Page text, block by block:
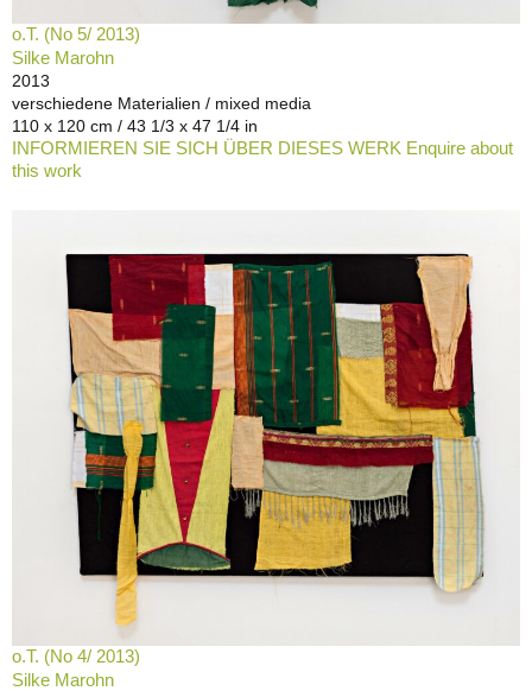
o.T. (No 5/ 2013)
Silke Marohn
2013
verschiedene Materialien / mixed media
110 x 120 cm / 43 1/3 x 47 1/4 in
INFORMIEREN SIE SICH ÜBER DIESES WERK Enquire about
this work
o.T. (No 4/ 2013)
Silke Marohn